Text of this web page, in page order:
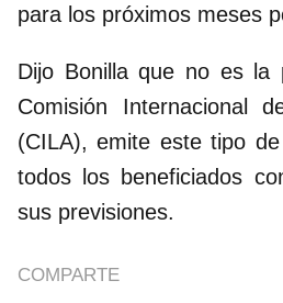
para los próximos meses
Dijo Bonilla que no es la
Comisión Internacional
(CILA), emite este tipo
todos los beneficiados
sus previsiones.
COMPARTE